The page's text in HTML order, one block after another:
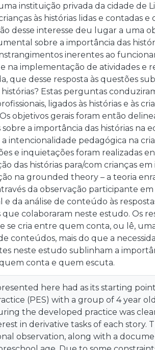
instituição privada da cidade de
às histórias lidas e contadas
desse interesse deu lugar a uma
sobre a importância das
inerentes ao
na implementação de atividades e
que desse resposta às questões
histórias? Estas perguntas
ligados às histórias e às
objetivos gerais foram então
sobre a importância das histórias na
intencionalidade pedagógica na
e inquietações foram realizadas
das histórias para/com crianças
na grounded theory – a teoria
da observação participante
da análise de conteúdo às
que colaboraram neste estudo. Os
se cria entre quem conta, ou lê,
conteúdos, mais do que a
neste estudo sublinham a
conta e quem escuta.
here had as its starting
(PES) with a group of 4 year
the developed practice was
in derivative tasks of each story.
observation, along with a